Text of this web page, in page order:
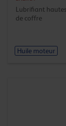
Lubrifiant
de coffre
Huile moteur